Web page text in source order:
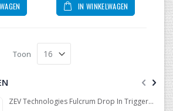
IN WINKELWAGEN
Toon
ZEV Technologies Fulcrum Drop In Trigger Kit Glock .40 GEN 4